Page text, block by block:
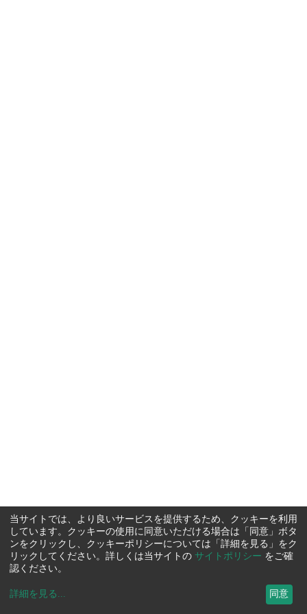
当サイトでは、より良いサービスを提供するため、クッキーを利用
しています。クッキーの使用に同意いただける場合は「同意」ボタ
ンをクリックし、クッキーポリシーについては「詳細を見る」をク
リックしてください。詳しくは当サイトの サイトポリシー をご確
認ください。
詳細を見る ... 同意